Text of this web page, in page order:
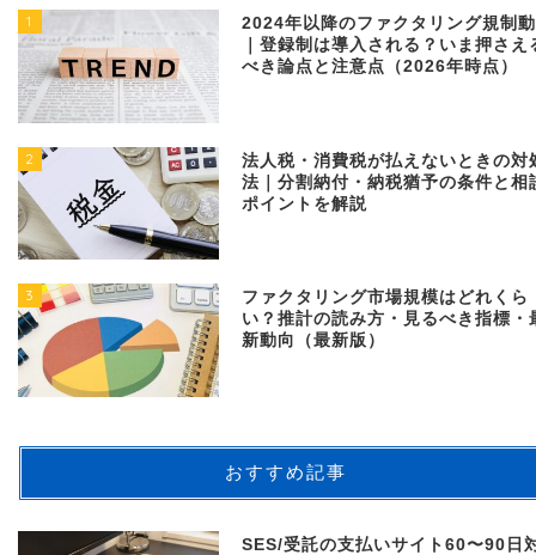
1
2024年以降のファクタリング規制
｜登録制は導入される？いま押さえ
べき論点と注意点（2026年時点）
2
法人税・消費税が払えないときの対
法｜分割納付・納税猶予の条件と相
ポイントを解説
3
ファクタリング市場規模はどれくら
い？推計の読み方・見るべき指標・
新動向（最新版）
おすすめ記事
SES/受託の支払いサイト60〜90日